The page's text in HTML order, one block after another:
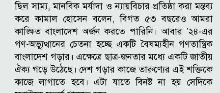
ছিল সাম্য, মানবিক মর্যাদা ও ন্যায়বিচার প্রতিষ্ঠা করা মন্তব্য
করে কামাল হোসেন বলেন, বিগত ৫৩ বছরেও আমরা
কাঙ্ক্ষিত বাংলাদেশ অর্জন করতে পারিনি। আবার ’২৪-এর
গণ-অভ্যুত্থানের চেতনা হচ্ছে একটি বৈষম্যহীন গণতান্ত্রিক
বাংলাদেশ গড়ার। এক্ষেত্রে ছাত্র-জনতার মধ্যে একটি জাতীয়
ঐক্য গড়ে উঠেছে। দেশ গড়ার কাজে তারুণ্যের এই শক্তিকে
কাজে লাগাতে হবে। এটা যাতে বিনষ্ট না হয় সেদিকে